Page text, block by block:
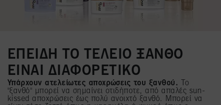
ΕΠΕΙΔΗ ΤΟ ΤΕΛΕΙΟ ΞΑΝΘΟ
ΕΙΝΑΙ ΔΙΑΦΟΡΕΤΙΚΟ
Υπάρχουν ατελείωτες αποχρώσεις του ξανθού. Το
"ξανθό" μπορεί να σημαίνει οτιδήποτε, από απαλές sun-
kissed αποχρώσεις έως πολύ ανοιχτό ξανθό. Μπορεί να